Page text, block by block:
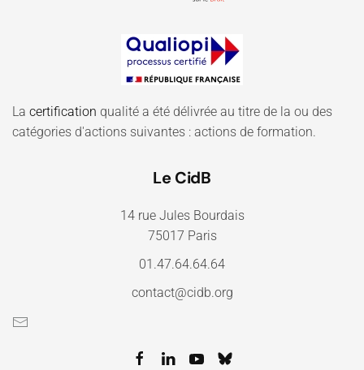
La certification qualité a été délivrée au titre de la ou des
catégories d'actions suivantes : actions de formation.
Le CidB
14 rue Jules Bourdais
75017 Paris
01.47.64.64.64
contact@cidb.org